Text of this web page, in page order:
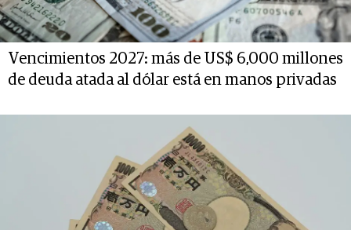
Vencimientos 2027: más de US$ 6,000 millones
de deuda atada al dólar está en manos privadas